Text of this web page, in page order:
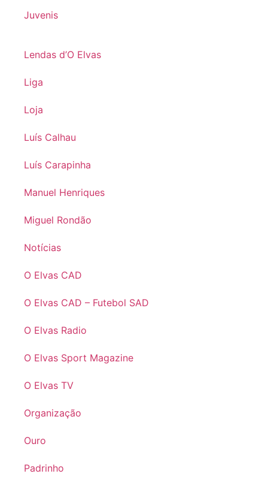
Juvenis
Lendas d’O Elvas
Liga
Loja
Luís Calhau
Luís Carapinha
Manuel Henriques
Miguel Rondão
Notícias
O Elvas CAD
O Elvas CAD – Futebol SAD
O Elvas Radio
O Elvas Sport Magazine
O Elvas TV
Organização
Ouro
Padrinho